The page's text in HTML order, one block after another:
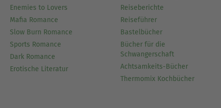
Enemies to Lovers
Mafia Romance
Slow Burn Romance
Sports Romance
Dark Romance
Erotische Literatur
Reiseberichte
Reiseführer
Bastelbücher
Bücher für die
Schwangerschaft
Achtsamkeits-Bücher
Thermomix Kochbücher